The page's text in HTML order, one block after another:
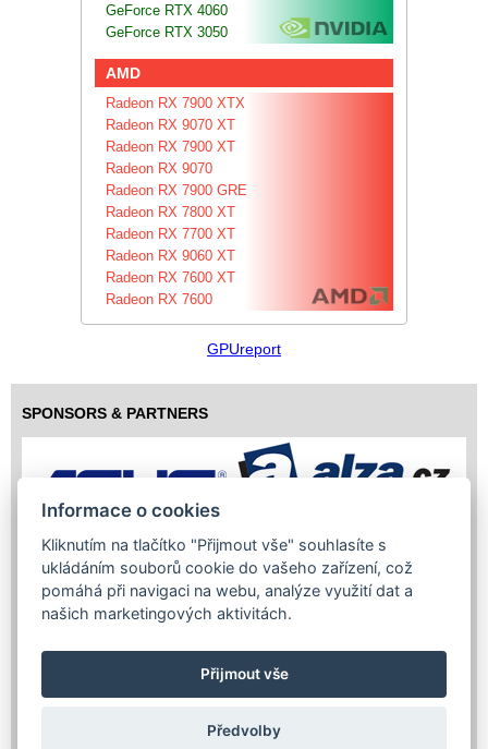
GeForce RTX 4060
GeForce RTX 3050
AMD
Radeon RX 7900 XTX
Radeon RX 9070 XT
Radeon RX 7900 XT
Radeon RX 9070
Radeon RX 7900 GRE
Radeon RX 7800 XT
Radeon RX 7700 XT
Radeon RX 9060 XT
Radeon RX 7600 XT
Radeon RX 7600
GPUreport
SPONSORS & PARTNERS
Copyright (c) 2026 InfoTrade Powered by ASP.NET & MS SQL
Informace o cookies
Kliknutím na tlačítko "Přijmout vše" souhlasíte s
ukládáním souborů cookie do vašeho zařízení, což
pomáhá při navigaci na webu, analýze využití dat a
našich marketingových aktivitách.
Přijmout vše
Předvolby